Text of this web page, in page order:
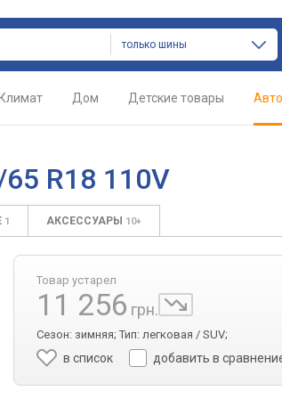
только шины
Климат Дом Детские товары Авто
R18 110V
1 АКСЕССУАРЫ 10+
Товар устарел
11 256 грн.
Сезон: зимняя; Тип: легковая / SUV;
в список добавить в